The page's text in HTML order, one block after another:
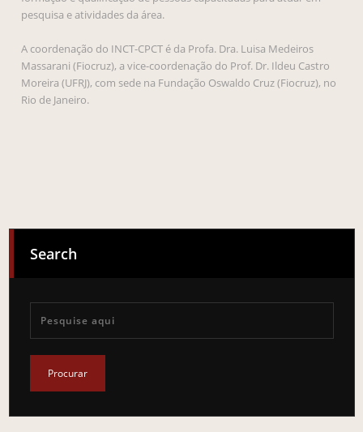
pesquisa e atividades da área.
A coordenação do INCT-CPCT é da Profa. Dra. Luisa Medeiros
Massarani (Fiocruz), a vice-coordenação do Prof. Dr. Ildeu Castro
Moreira (UFRJ), com sede na Fundação Oswaldo Cruz (Fiocruz), no
Rio de Janeiro.
Search